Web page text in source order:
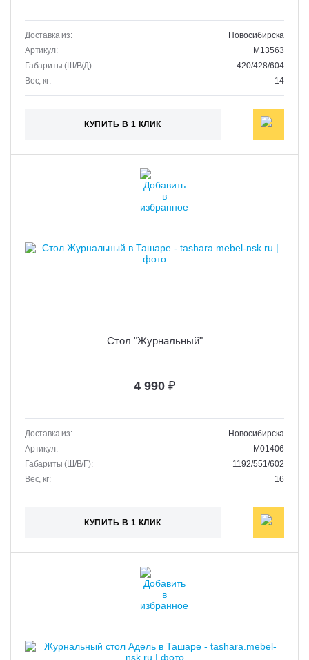
Доставка из:
Новосибирска
Артикул:
M13563
Габариты (Ш/В/Д):
420/428/604
Вес, кг:
14
КУПИТЬ В 1 КЛИК
Стол "Журнальный"
4 990 ₽
Доставка из:
Новосибирска
Артикул:
M01406
Габариты (Ш/В/Г):
1192/551/602
Вес, кг:
16
КУПИТЬ В 1 КЛИК